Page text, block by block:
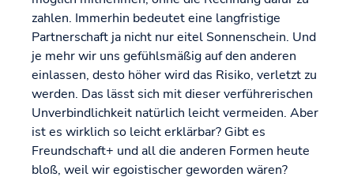
zahlen. Immerhin bedeutet eine langfristige
Partnerschaft ja nicht nur eitel Sonnenschein. Und
je mehr wir uns gefühlsmäßig auf den anderen
einlassen, desto höher wird das Risiko, verletzt zu
werden. Das lässt sich mit dieser verführerischen
Unverbindlichkeit natürlich leicht vermeiden. Aber
ist es wirklich so leicht erklärbar? Gibt es
Freundschaft+ und all die anderen Formen heute
bloß, weil wir egoistischer geworden wären?